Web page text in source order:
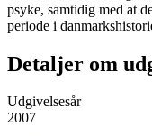
psyke, samtidig med at
periode i
Detaljer om
Udgivelsesår
2007